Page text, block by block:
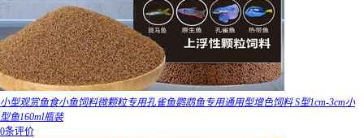
小型观赏鱼食小鱼饲料微颗粒专用孔雀鱼鹦鹉鱼专用通用型增色饲料 S型1cm-3cm小
型鱼160ml瓶装
0条评价